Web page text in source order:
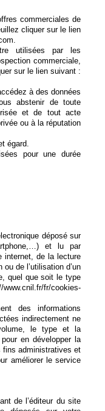
commerciales de
cliquer sur le lien
utilisées par les
commerciale,
sur le lien suivant :
à des données
abstenir de toute
et de tout acte
ou à la réputation
égard.
pour une durée
déposé sur
et lu par
internet, de la lecture
ou de l’utilisation d’un
quel que soit le type
fr/cookies-
des informations
indirectement ne
le type et la
en développer la
fins administratives et
améliorer le service
de l’éditeur du site